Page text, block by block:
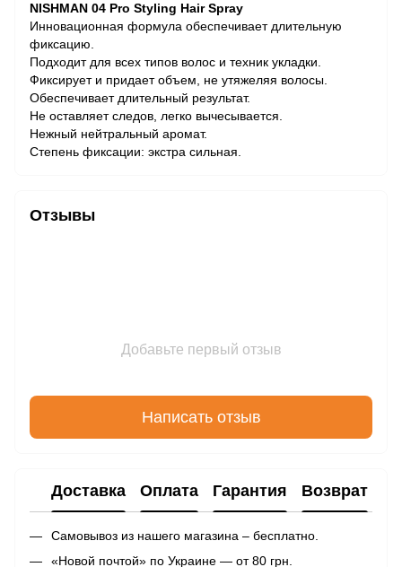
NISHMAN 04 Pro Styling Hair Spray
Инновационная формула обеспечивает длительную
фиксацию.
Подходит для всех типов волос и техник укладки.
Фиксирует и придает объем, не утяжеляя волосы.
Обеспечивает длительный результат.
Не оставляет следов, легко вычесывается.
Нежный нейтральный аромат.
Степень фиксации: экстра сильная.
Отзывы
Добавьте первый отзыв
Написать отзыв
Доставка Оплата Гарантия Возврат
Самовывоз из нашего магазина – бесплатно.
«Новой почтой» по Украине — от 80 грн.